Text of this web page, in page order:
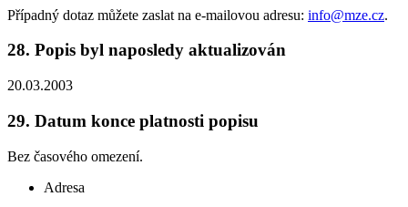
Případný dotaz můžete zaslat na e-mailovou adresu: info@mze.cz.
28. Popis byl naposledy aktualizován
20.03.2003
29. Datum konce platnosti popisu
Bez časového omezení.
Adresa